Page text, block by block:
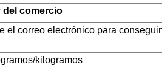
del comercio
el correo electrónico para conseguir
kilogramos